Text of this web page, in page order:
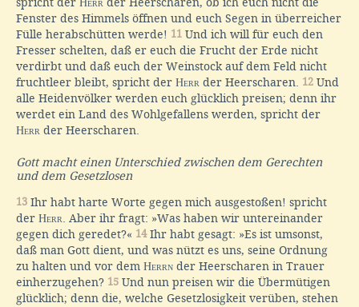
Fenster des Himmels öffnen und euch Segen in überreicher
Fülle herabschütten werde! 11 Und ich will für euch den
Fresser schelten, daß er euch die Frucht der Erde nicht
verdirbt und daß euch der Weinstock auf dem Feld nicht
fruchtleer bleibt, spricht der Herr der Heerscharen. 12 Und
alle Heidenvölker werden euch glücklich preisen; denn ihr
werdet ein Land des Wohlgefallens werden, spricht der
Herr der Heerscharen.
Gott macht einen Unterschied zwischen dem Gerechten
und dem Gesetzlosen
13 Ihr habt harte Worte gegen mich ausgestoßen! spricht
der Herr . Aber ihr fragt: »Was haben wir untereinander
gegen dich geredet?« 14Ihr habt gesagt: »Es ist umsonst,
daß man Gott dient, und was nützt es uns, seine Ordnung
zu halten und vor dem Herrn der Heerscharen in Trauer
einherzugehen? 15 Und nun preisen wir die Übermütigen
glücklich; denn die, welche Gesetzlosigkeit verüben, stehen